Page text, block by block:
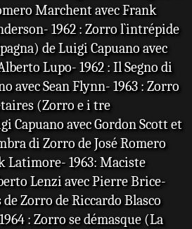
Marchent avec Frank
1962 : Zorro l`intrépide
de Luigi Capuano avec
Lupo- 1962 : Il Segno di
avec Sean Flynn- 1963 : Zorro
(Zorro e i tre
Capuano avec Gordon Scott et
di Zorro de José Romero
Latimore- 1963: Maciste
Lenzi avec Pierre Brice-
de Zorro de Riccardo Blasco
: Zorro se démasque (La